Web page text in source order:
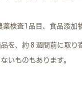
検査1品目、食品添
を、約８週間前に取り
いものもあります。